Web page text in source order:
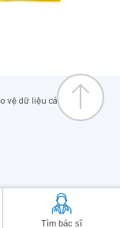
Tìm bác sĩ
vệ dữ liệu cá nhân của